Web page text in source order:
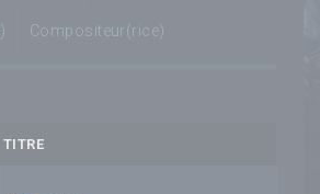
Compositeur(rice)
TITRE